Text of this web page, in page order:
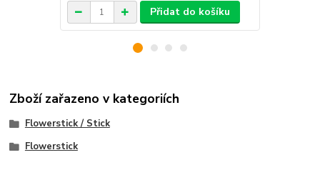
Přidat do košíku
Zboží zařazeno v kategoriích
Flowerstick / Stick
Flowerstick